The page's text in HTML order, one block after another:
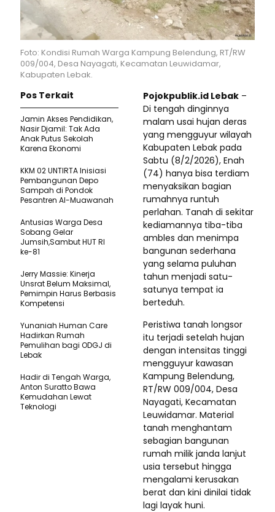
Foto: Kondisi Rumah Warga Kampung Belendung, RT/RW
009/004, Desa Nayagati, Kecamatan Leuwidamar,
Kabupaten Lebak.
Pojokpublik.id Lebak –
Di tengah dinginnya
malam usai hujan deras
yang mengguyur wilayah
Kabupaten Lebak pada
Sabtu (8/2/2026), Enah
(74) hanya bisa terdiam
menyaksikan bagian
rumahnya runtuh
perlahan. Tanah di sekitar
kediamannya tiba-tiba
ambles dan menimpa
bangunan sederhana
yang selama puluhan
tahun menjadi satu-
satunya tempat ia
berteduh.
Peristiwa tanah longsor
itu terjadi setelah hujan
dengan intensitas tinggi
mengguyur kawasan
Kampung Belendung,
RT/RW 009/004, Desa
Nayagati, Kecamatan
Leuwidamar. Material
tanah menghantam
sebagian bangunan
rumah milik janda lanjut
usia tersebut hingga
mengalami kerusakan
berat dan kini dinilai tidak
lagi layak huni.
Pos Terkait
Jamin Akses Pendidikan,
Nasir Djamil: Tak Ada
Anak Putus Sekolah
Karena Ekonomi
KKM 02 UNTIRTA Inisiasi
Pembangunan Depo
Sampah di Pondok
Pesantren Al-Muawanah
Antusias Warga Desa
Sobang Gelar
Jumsih,Sambut HUT RI
ke-81
Jerry Massie: Kinerja
Unsrat Belum Maksimal,
Pemimpin Harus Berbasis
Kompetensi
Yunaniah Human Care
Hadirkan Rumah
Pemulihan bagi ODGJ di
Lebak
Hadir di Tengah Warga,
Anton Suratto Bawa
Kemudahan Lewat
Teknologi ​